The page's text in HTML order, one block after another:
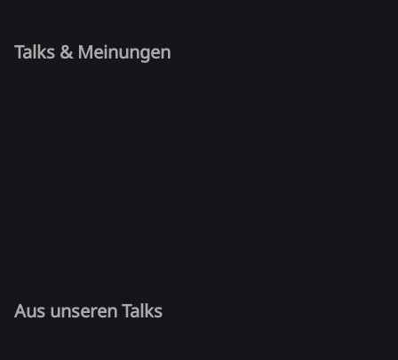
Talks & Meinungen
Aus unseren Talks